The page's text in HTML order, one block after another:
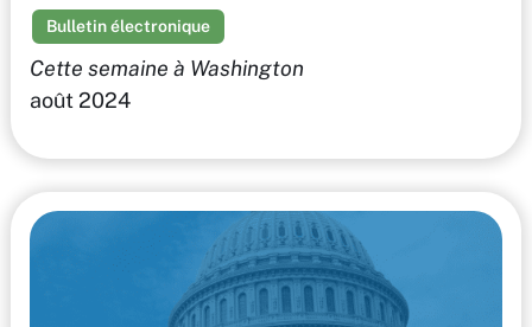
Bulletin électronique
Cette semaine à Washington
août 2024